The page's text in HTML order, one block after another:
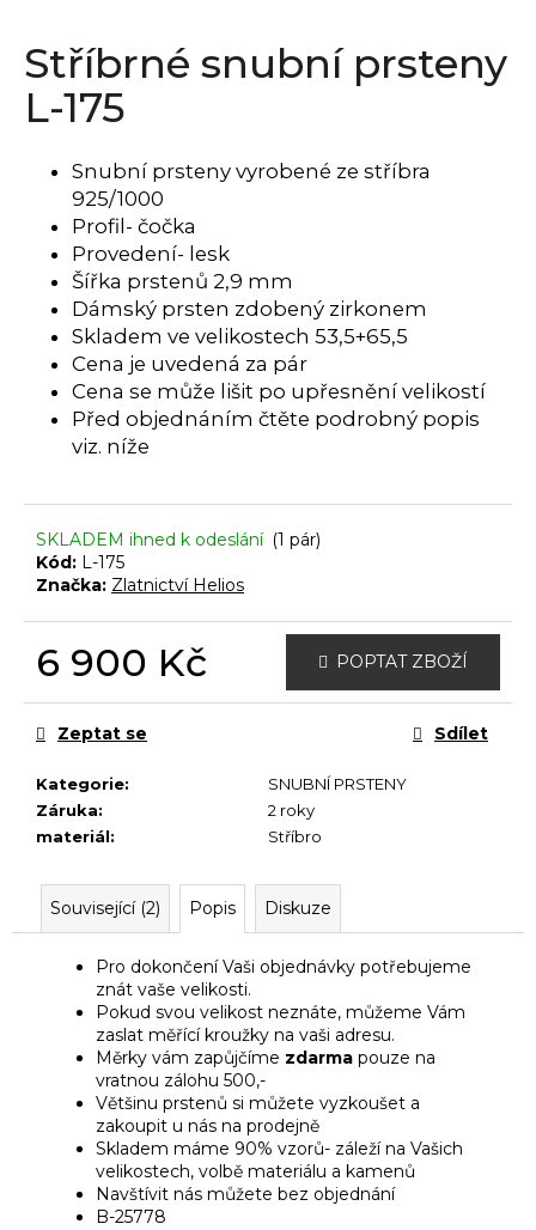
Stříbrné snubní prsteny
L-175
Snubní prsteny vyrobené ze stříbra
925/1000
Profil- čočka
Provedení- lesk
Šířka prstenů 2,9 mm
Dámský prsten zdobený zirkonem
Skladem ve velikostech 53,5+65,5
Cena je uvedená za pár
Cena se může lišit po upřesnění velikostí
Před objednáním čtěte podrobný popis
viz. níže
SKLADEM ihned k odeslání (1 pár)
Kód: L-175
Značka: Zlatnictví Helios
6 900 Kč POPTAT ZBOŽÍ
Kategorie:
SNUBNÍ PRSTENY
Záruka:
2 roky
materiál: Stříbro
Zeptat se Sdílet
Související (2) Popis Diskuze
Pro dokončení Vaši objednávky potřebujeme
znát vaše velikosti.
Pokud svou velikost neznáte, můžeme Vám
zaslat měřící kroužky na vaši adresu.
Měrky vám zapůjčíme zdarma pouze na
vratnou zálohu 500,-
Většinu prstenů si můžete vyzkoušet a
zakoupit u nás na prodejně
Skladem máme 90% vzorů- záleží na Vašich
velikostech, volbě materiálu a kamenů
Navštívit nás můžete bez objednání
B-25778
j
í
t
HLEDAT
u
č
u
e
m
e